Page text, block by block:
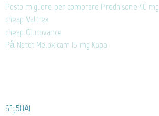
Posto migliore per comprare Prednisone 40 mg
cheap Valtrex
cheap Glucovance
På Nätet Meloxicam 15 mg Köpa
6Fg5HAI